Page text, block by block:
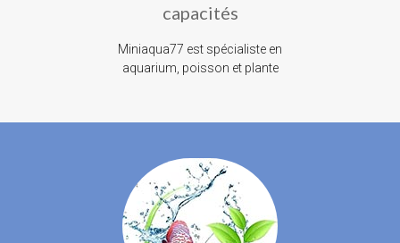
capacités
Miniaqua77 est spécialiste en
aquarium, poisson et plante